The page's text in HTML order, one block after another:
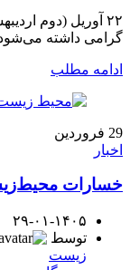
۲۲ آوریل (دوم
گرامی داشته می‌شود
ادامه مطلب
29 فروردین
اخبار
خسارات
۲۹-۰۱-۱۴۰۵
توسط
زیست